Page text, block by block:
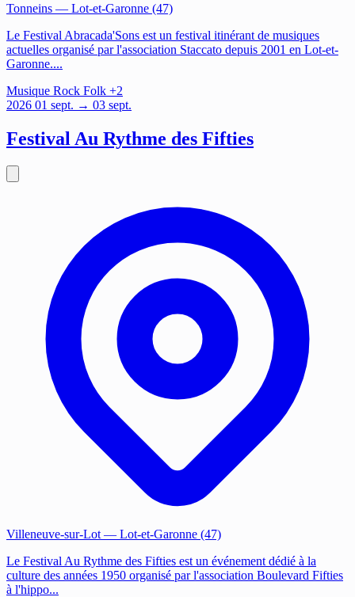
Tonneins — Lot-et-Garonne (47)
Le Festival Abracada'Sons est un festival itinérant de musiques
actuelles organisé par l'association Staccato depuis 2001 en Lot-et-
Garonne....
Musique Rock Folk +2
2026 01 sept. → 03 sept.
Festival Au Rythme des Fifties
Villeneuve-sur-Lot — Lot-et-Garonne (47)
Le Festival Au Rythme des Fifties est un événement dédié à la
culture des années 1950 organisé par l'association Boulevard Fifties
à l'hippo...